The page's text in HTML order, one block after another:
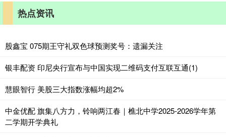
热点资讯
股鑫宝 075期王守礼双色球预测奖号：遗漏关注
银丰配资 印尼央行宣布与中国实现二维码支付互联互通(1)
慧眼智行 美股三大指数涨幅均超2%
中金优配 旗集八方力，铃响两江春｜樵北中学2025-2026学年第
二学期开学典礼